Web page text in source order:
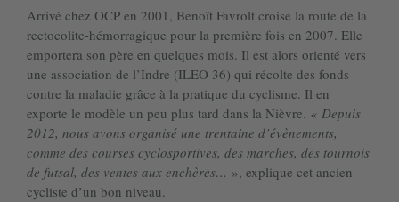
Arrivé chez OCP en 2001, Benoît Favrolt croise la route de la
rectocolite-hémorragique pour la première fois en 2007. Elle
emportera son père en quelques mois. Il est alors orienté vers
une association de l’Indre (ILEO 36) qui récolte des fonds
contre la maladie grâce à la pratique du cyclisme. Il en
exporte le modèle un peu plus tard dans la Nièvre. « Depuis
2012, nous avons organisé une trentaine d’évènements,
comme des courses cyclosportives, des marches, des tournois
de futsal, des ventes aux enchères… », explique cet ancien
cycliste d’un bon niveau.